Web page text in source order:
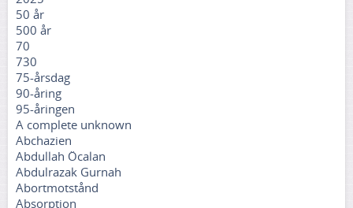
50 år
500 år
70
730
75-årsdag
90-åring
95-åringen
A complete unknown
Abchazien
Abdullah Öcalan
Abdulrazak Gurnah
Abortmotstånd
Absorption